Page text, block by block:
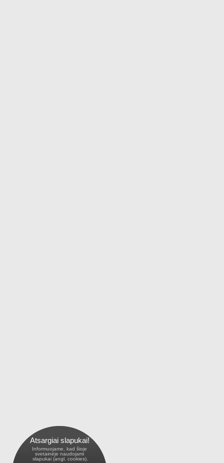
Atsargiai slapukai!
Informuojame, kad šioje
svetainėje naudojami
slapukai (angl. cookies).